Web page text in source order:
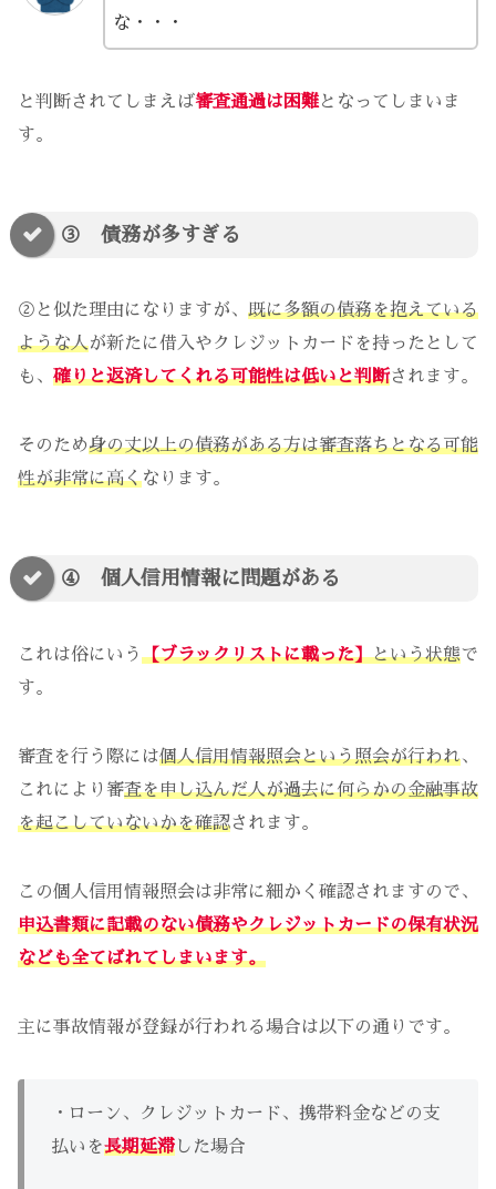
な・・・
と判断されてしまえば審査通過は困難となってしまいま
す。
③ 債務が多すぎる
②と似た理由になりますが、 既に多額の債務を抱えている
ような人が新たに借入やクレジットカードを持ったとして
も、 確りと返済してくれる可能性は低いと判断されます。
そのため身の丈以上の債務がある方は審査落ちとなる可能
性が非常に高くなります。
④ 個人信用情報に問題がある
これは俗にいう 【ブラックリストに載った】という状態で
す。
審査を行う際には個人信用情報照会という照会が行われ、
これにより審査を申し込んだ人が過去に何らかの金融事故
を起こしていないかを確認されます。
この個人信用情報照会は非常に細かく確認されますので、
申込書類に記載のない債務やクレジットカードの保有状況
なども全てばれてしまいます。
主に事故情報が登録が行われる場合は以下の通りです。
・ローン、クレジットカード、携帯料金などの支
払いを長期延滞 した場合